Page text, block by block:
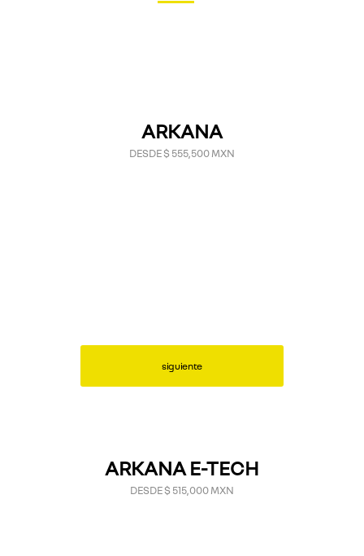
ARKANA
DESDE $ 555,500 MXN
siguiente
ARKANA E-TECH
DESDE $ 515,000 MXN